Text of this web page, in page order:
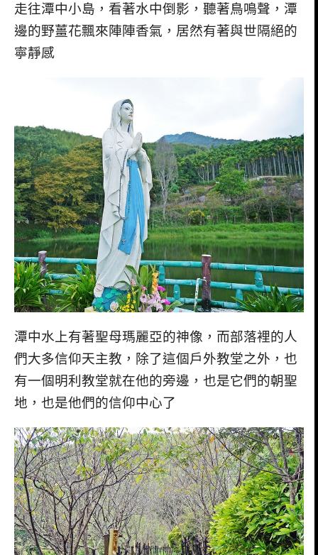
走往潭中小島，看著水中倒影，聽著鳥鳴聲，潭
邊的野薑花飄來陣陣香氣，居然有著與世隔絕的
寧靜感
潭中水上有著聖母瑪麗亞的神像，而部落裡的人
們大多信仰天主教，除了這個戶外教堂之外，也
有一個明利教堂就在他的旁邊，也是它們的朝聖
地，也是他們的信仰中心了